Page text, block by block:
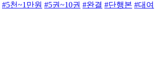
#5천~1만원 #5권~10권 #완결 #단행본 #대여